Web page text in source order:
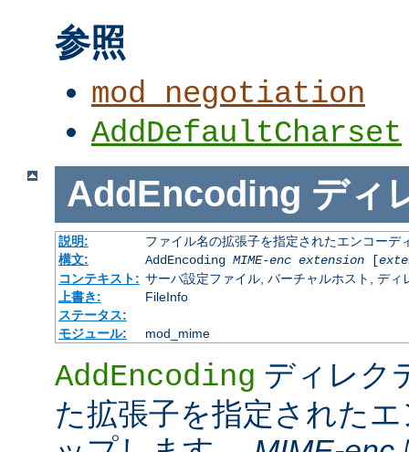
参照
mod_negotiation
AddDefaultCharset
AddEncoding ディ
説明:
ファイル名の拡張子を指定されたエンコーデ
構文:
AddEncoding MIME-enc extension[
コンテキスト: サーバ設定ファイル, バーチャルホスト, ディ
上書き:
FileInfo
ステータス:
モジュール:
mod_mime
AddEncoding ディレク
た拡張子を指定された